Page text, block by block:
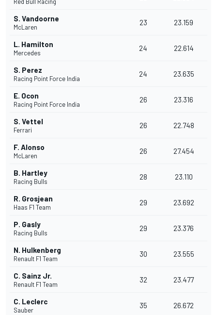
S. Vandoorne
McLaren
23 23.159
L. Hamilton
Mercedes
24 22.614
S. Perez
Racing Point Force India
24 23.635
E. Ocon
Racing Point Force India
26 23.316
S. Vettel
Ferrari
26 22.748
F. Alonso
McLaren
26 27.454
B. Hartley
Racing Bulls
28 23.110
R. Grosjean
Haas F1 Team
29 23.692
P. Gasly
Racing Bulls
29 23.376
N. Hulkenberg
Renault F1 Team
30 23.555
C. Sainz Jr.
Renault F1 Team
32 23.477
C. Leclerc
Sauber
35 26.672